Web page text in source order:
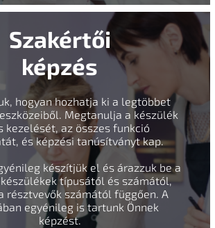
Szakértői
képzés
hogyan hozhatja ki a legtöbbet
Megtanulja a készülék
kezelését, az összes funkció
és képzési tanúsítványt kap.
készítjük el és árazzuk be a
típusától és számától,
résztvevők számától függően. A
egyénileg is tartunk Önnek
képzést.